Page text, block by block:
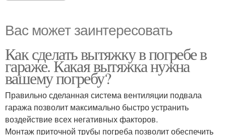
Вас может заинтересовать
Как сделать вытяжку в погребе в
гараже. Какая вытяжка нужна
вашему погребу?
Правильно сделанная система вентиляции подвала
гаража позволит максимально быстро устранить
воздействие всех негативных факторов.
Монтаж приточной трубы погреба позволит обеспечить